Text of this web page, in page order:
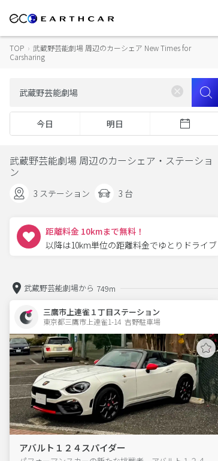
TOP › 武蔵野芸能劇場 周辺のカーシェア New Times for
Carsharing
今日 明日
武蔵野芸能劇場 周辺のカーシェア・ステーショ
ン
3 ステーション 3 台
距離料金 10kmまで無料！
以降は10km単位の距離料金でゆとりドライブ
武蔵野芸能劇場から 749m
三鷹市上連雀１丁目ステーション
東京都三鷹市上連雀1-14  吉野駐車場
アバルト１２４スパイダー